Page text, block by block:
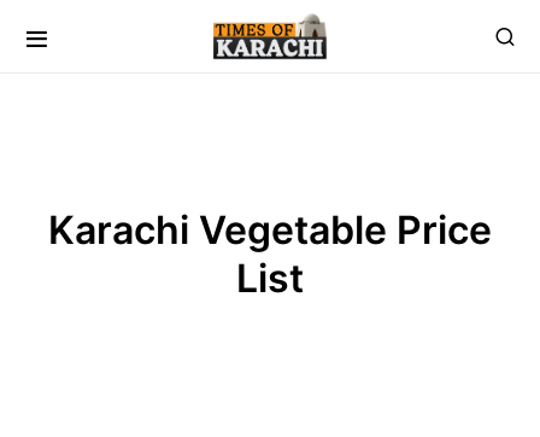
Karachi Vegetable Price
List